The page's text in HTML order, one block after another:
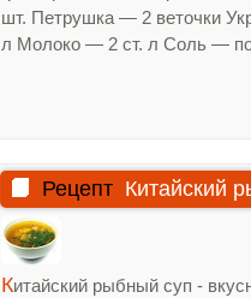
шт. Петрушка — 2 веточки
л Молоко — 2 ст. л Соль — по
Рецепт Китайский
Китайский рыбный суп -